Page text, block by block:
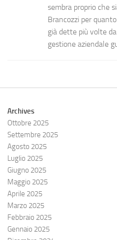
sembra proprio che
Brancozzi per
già dette più volte
gestione aziendale
Archives
Ottobre 2025
Settembre 2025
Agosto 2025
Luglio 2025
Giugno 2025
Maggio 2025
Aprile 2025
Marzo 2025
Febbraio 2025
Gennaio 2025